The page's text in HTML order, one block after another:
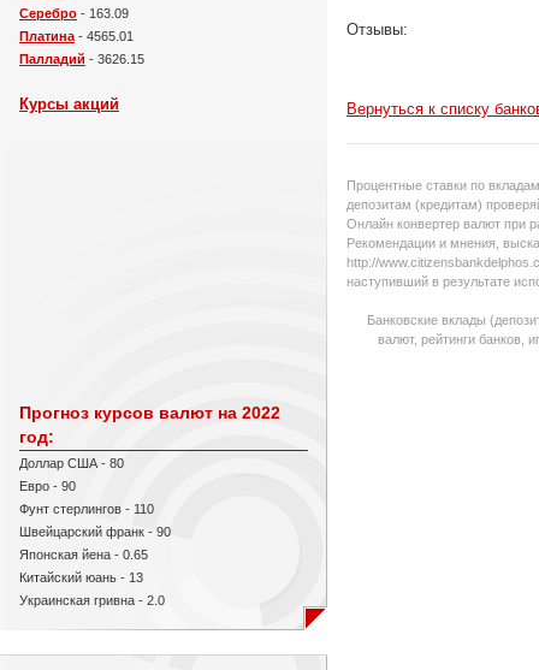
Серебро - 163.09
Платина - 4565.01
Палладий - 3626.15
Курсы акций
Прогноз курсов валют на 2022
год:
Доллар США - 80
Евро - 90
Фунт стерлингов - 110
Швейцарский франк - 90
Японская йена - 0.65
Китайский юань - 13
Украинская гривна - 2.0
Отзывы:
Вернуться к списку
Процентные ставки по
депозитам (кредитам)
Онлайн конвертер валют при
Рекомендации и мнения,
http://
наступивший в результате
Банковские вклады
валют, рейтинги банков,